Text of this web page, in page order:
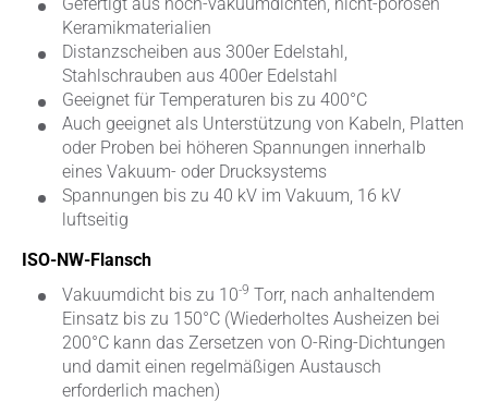
Keramikmaterialien
Distanzscheiben aus 300er Edelstahl,
Stahlschrauben aus 400er Edelstahl
Geeignet für Temperaturen bis zu 400°C
Auch geeignet als Unterstützung von Kabeln, Platten
oder Proben bei höheren Spannungen innerhalb
eines Vakuum- oder Drucksystems
Spannungen bis zu 40 kV im Vakuum, 16 kV
luftseitig
ISO-NW-Flansch
Vakuumdicht bis zu 10-9 Torr, nach anhaltendem
Einsatz bis zu 150°C (Wiederholtes Ausheizen bei
200°C kann das Zersetzen von O-Ring-Dichtungen
und damit einen regelmäßigen Austausch
erforderlich machen)